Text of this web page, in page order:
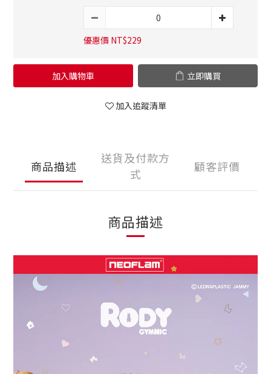
優惠價 NT$229
加入購物車 立即購買
加入追蹤清單
商品描述
送貨及付款方
式
顧客評價
商品描述